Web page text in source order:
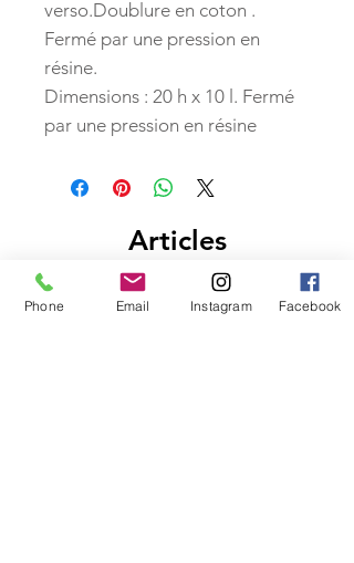
verso.Doublure en coton .
Fermé par une pression en
résine.
Dimensions : 20 h x 10 l. Fermé
par une pression en résine
Articles
similaires
Phone Email Instagram Facebook